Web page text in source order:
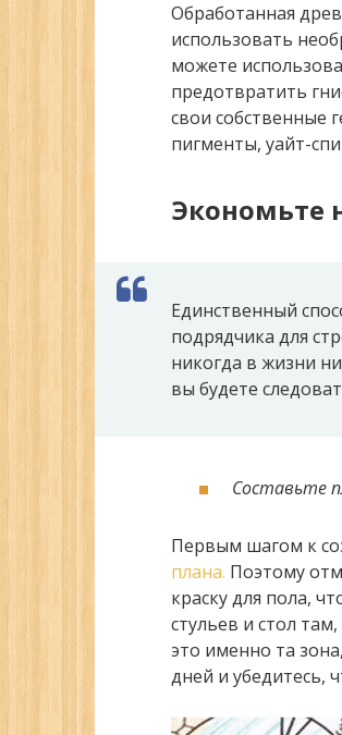
Обработанная
использовать
можете
предотвратить
свои собственные
пигменты, уайт-
Экономьте
Единственный
подрядчика для
никогда в жизни
вы будете
Составьте
Первым шагом к
плана. Поэтому
краску для пола,
стульев и стол
это именно та
дней и убедитесь,